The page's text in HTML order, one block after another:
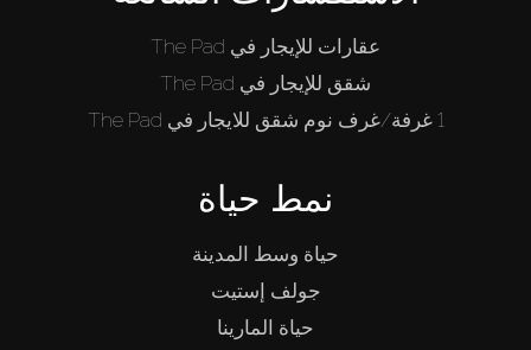
عقارات للإيجار في The Pad
شقق للإيجار في The Pad
1 غرفة/غرف نوم شقق للايجار في The Pad
نمط حياة
حياة وسط المدينة
جولف إستيت
حياة المارينا